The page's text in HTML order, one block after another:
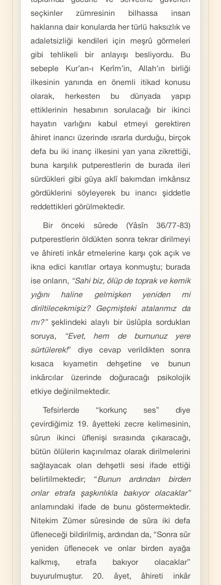
seçkinler zümresinin bilhassa insan
haklarına dair konularda her türlü haksızlık ve
adaletsizliği kendileri için meşrû görmeleri
gibi tehlikeli bir anlayışı besliyordu. Bu
sebeple Kur’an-ı Kerîm’in, Allah’ın birliği
ilkesinin yanında en önemli itikad konusu
olarak, herkesten bu dünyada yapıp
ettiklerinin hesabının sorulacağı bir ikinci
hayatın varlığını kabul etmeyi gerektiren
âhiret inancı üzerinde ısrarla durduğu, birçok
defa bu iki inanç ilkesini yan yana zikrettiği,
buna karşılık putperestlerin de burada ileri
sürdükleri gibi güya aklî bakımdan imkânsız
gördüklerini söyleyerek bu inancı şiddetle
reddettikleri görülmektedir.
Bir önceki sûrede (Yâsîn 36/77-83)
putperestlerin öldükten sonra tekrar dirilmeyi
ve âhireti inkâr etmelerine karşı çok açık ve
ikna edici kanıtlar ortaya konmuştu; burada
ise onların, “Sahi biz, ölüp de toprak ve kemik
yığını haline gelmişken yeniden mi
diriltilecekmişiz? Geçmişteki atalarımız da
mı?”şeklindeki alaylı bir üslûpla sordukları
soruya,
“Evet, hem de burnunuz yere
sürtülerek!” diye cevap verildikten sonra
kısaca kıyametin dehşetine ve bunun
inkârcılar üzerinde doğuracağı psikolojik
etkiye değinilmektedir.
Tefsirlerde “korkunç ses” diye
çevirdiğimiz 19. âyetteki zecre kelimesinin,
sûrun ikinci üflenişi sırasında çıkaracağı,
bütün ölülerin kaçınılmaz olarak dirilmelerini
sağlayacak olan dehşetli sesi ifade ettiği
belirtilmektedir; “Bunun ardından birden
onlar etrafa şaşkınlıkla bakıyor olacaklar”
anlamındaki ifade de bunu göstermektedir.
Nitekim Zümer sûresinde de sûra iki defa
üfleneceği bildirilmiş, ardından da, “Sonra sûr
yeniden üflenecek ve onlar birden ayağa
kalkmış, etrafa bakıyor olacaklar”
buyurulmuştur. 20. âyet, âhireti inkâr